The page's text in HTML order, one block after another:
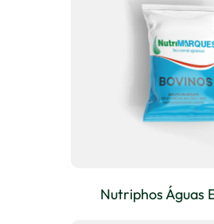
Nutriphos Águas